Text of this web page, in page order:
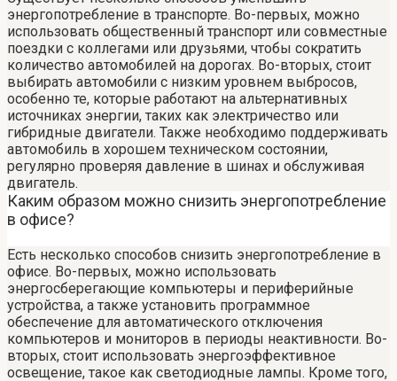
энергопотребление в транспорте. Во-первых, можно
использовать общественный транспорт или совместные
поездки с коллегами или друзьями, чтобы сократить
количество автомобилей на дорогах. Во-вторых, стоит
выбирать автомобили с низким уровнем выбросов,
особенно те, которые работают на альтернативных
источниках энергии, таких как электричество или
гибридные двигатели. Также необходимо поддерживать
автомобиль в хорошем техническом состоянии,
регулярно проверяя давление в шинах и обслуживая
двигатель.
Каким образом можно снизить энергопотребление
в офисе?
Есть несколько способов снизить энергопотребление в
офисе. Во-первых, можно использовать
энергосберегающие компьютеры и периферийные
устройства, а также установить программное
обеспечение для автоматического отключения
компьютеров и мониторов в периоды неактивности. Во-
вторых, стоит использовать энергоэффективное
освещение, такое как светодиодные лампы. Кроме того,